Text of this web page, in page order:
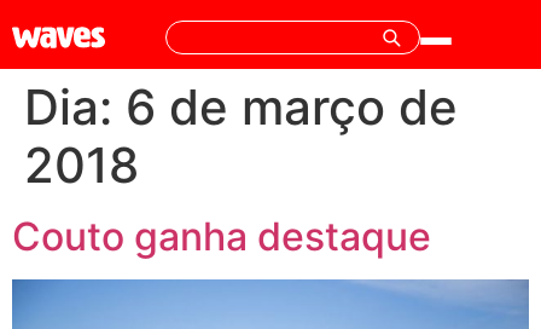
Dia: 6 de março de
2018
Couto ganha destaque